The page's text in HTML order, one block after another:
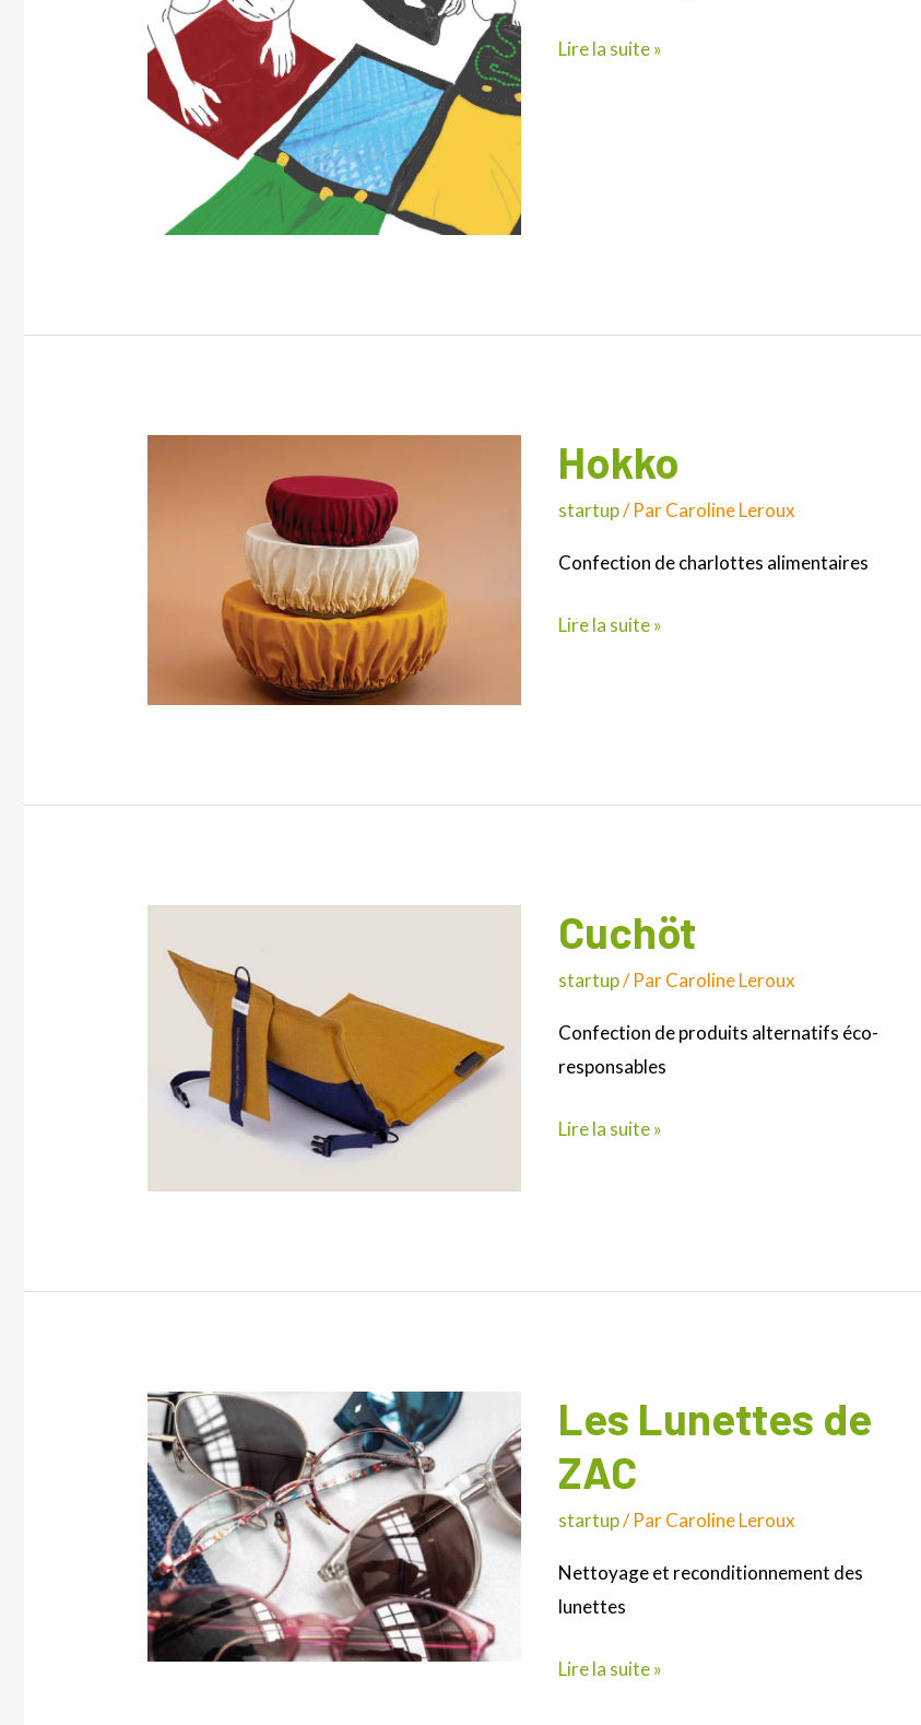
Lire la suite »
Hokko
startup/ ParCaroline Leroux
Confection de charlottes alimentaires
Hokko
Lire la suite »
Cuchöt
startup/ ParCaroline Leroux
Confection de produits alternatifs éco-
responsables
Cuchöt
Lire la suite »
Les Lunettes de
ZAC
startup/ ParCaroline Leroux
Nettoyage et reconditionnement des
lunettes
Les
Lunettes
de
ZAC
Lire la suite »